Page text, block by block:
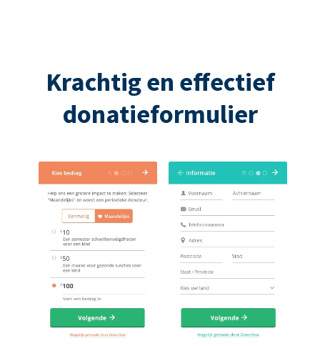
Krachtig en effectief
donatieformulier